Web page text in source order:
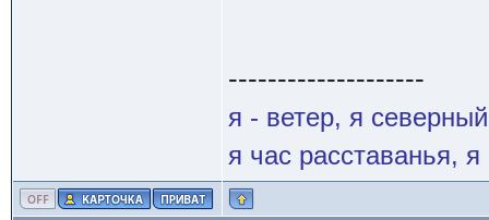
--------------------
я - ветер, я
я час расставанья,